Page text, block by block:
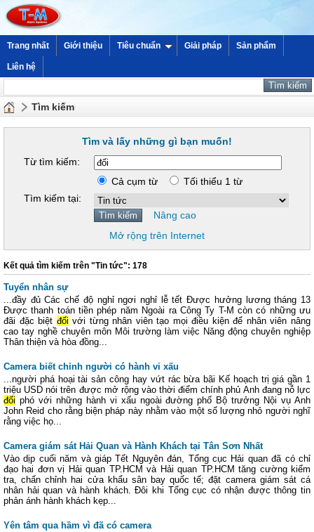
Trang nhất Giới thiệu Tiêu chuẩn Giải pháp Sản phẩm
Liên hệ
Tìm kiếm
Tìm và lấy những gì bạn muốn!
Từ tìm kiếm:
Cả cụm từ
Tối thiểu 1 từ
Tìm kiếm tại:
Nâng cao
Mở rộng trên Internet
Kết quả tìm kiếm trên "Tin tức": 178
Tuyển nhân sự
...đầy đủ Các chế độ nghỉ ngơi nghỉ lễ tết Được hưởng lương tháng 13
Được thanh toán tiền phép năm Ngoài ra Công Ty T-M còn có những ưu
đãi đặc biệt đối với từng nhân viên tạo mọi điều kiện để nhân viên nâng
cao tay nghề chuyên môn Môi trường làm việc Năng động chuyên nghiệp
Thân thiện và hòa đồng...
Camera biết chỉnh người có hành vi xấu
...người phá hoại tài sản công hay vứt rác bừa bãi Kế hoạch trị giá gần 1
triệu USD nói trên được mở rộng vào thời điểm chính phủ Anh đang nỗ lực
đối phó với những hành vi xấu ngoài đường phố Bộ trưởng Nội vụ Anh
John Reid cho rằng biện pháp này nhằm vào một số lượng nhỏ người nghĩ
rằng việc họ...
Camera giám sát Hải Quan và Hành Khách tại Tân Sơn Nhất
Vào dịp cuối năm và giáp Tết Nguyên đán, Tổng cục Hải quan đã có chỉ
đạo hai đơn vị Hải quan TP.HCM và Hải quan TP.HCM tăng cường kiểm
tra, chấn chỉnh hai cửa khẩu sân bay quốc tế; đặt camera giám sát cá
nhân hải quan và hành khách. Đôi khi Tổng cục có nhận được thông tin
phản ánh hành khách kẹp...
Yên tâm qua hầm vì đã có camera